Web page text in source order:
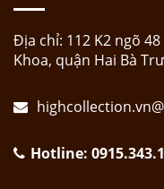
Địa chỉ: 112 K2 ngõ
Khoa, quận Hai Bà
Hotline: